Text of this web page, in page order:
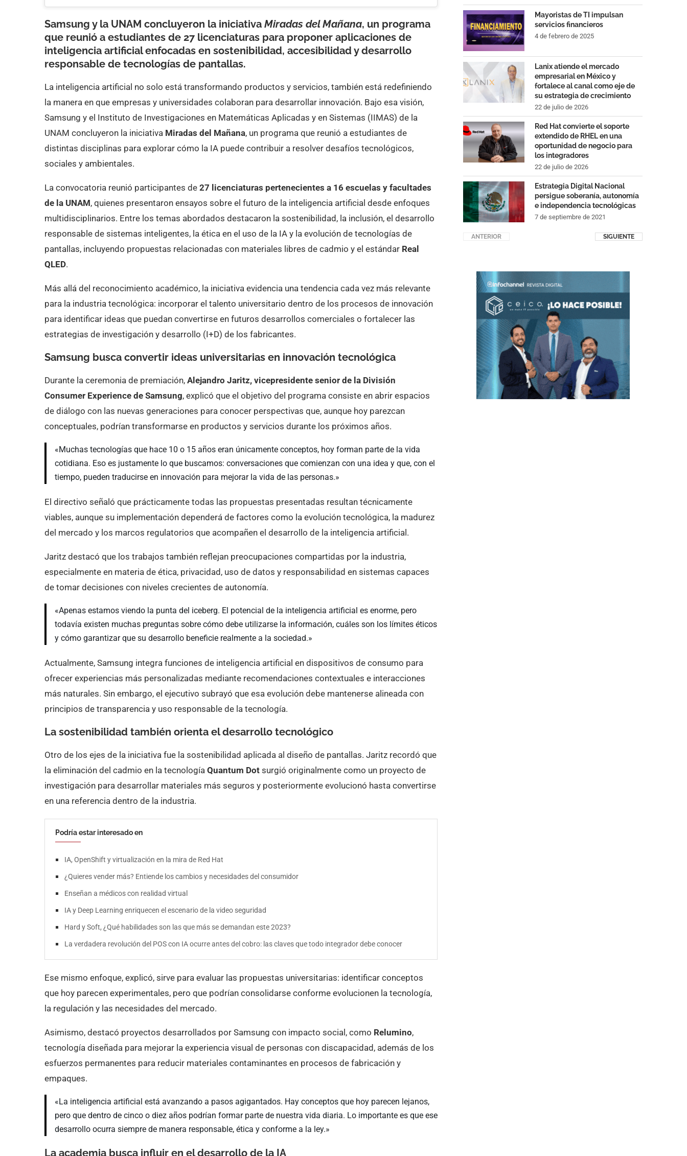
Samsung y la UNAM concluyeron la iniciativa Miradas del Mañana, un programa
que reunió a estudiantes de 27 licenciaturas para proponer aplicaciones de
inteligencia artificial enfocadas en sostenibilidad, accesibilidad y desarrollo
responsable de tecnologías de pantallas.
La inteligencia artificial no solo está transformando productos y servicios, también está redefiniendo
la manera en que empresas y universidades colaboran para desarrollar innovación. Bajo esa visión,
Samsung y el Instituto de Investigaciones en Matemáticas Aplicadas y en Sistemas (IIMAS) de la
UNAM concluyeron la iniciativa Miradas del Mañana, un programa que reunió a estudiantes de
distintas disciplinas para explorar cómo la IA puede contribuir a resolver desafíos tecnológicos,
sociales y ambientales.
La convocatoria reunió participantes de 27 licenciaturas pertenecientes a 16 escuelas y facultades
de la UNAM, quienes presentaron ensayos sobre el futuro de la inteligencia artificial desde enfoques
multidisciplinarios. Entre los temas abordados destacaron la sostenibilidad, la inclusión, el desarrollo
responsable de sistemas inteligentes, la ética en el uso de la IA y la evolución de tecnologías de
pantallas, incluyendo propuestas relacionadas con materiales libres de cadmio y el estándar Real
QLED.
Más allá del reconocimiento académico, la iniciativa evidencia una tendencia cada vez más relevante
para la industria tecnológica: incorporar el talento universitario dentro de los procesos de innovación
para identificar ideas que puedan convertirse en futuros desarrollos comerciales o fortalecer las
estrategias de investigación y desarrollo (I+D) de los fabricantes.
Samsung busca convertir ideas universitarias en innovación tecnológica
Durante la ceremonia de premiación, Alejandro Jaritz, vicepresidente senior de la División
Consumer Experience de Samsung, explicó que el objetivo del programa consiste en abrir espacios
de diálogo con las nuevas generaciones para conocer perspectivas que, aunque hoy parezcan
conceptuales, podrían transformarse en productos y servicios durante los próximos años.
«Muchas tecnologías que hace 10 o 15 años eran únicamente conceptos, hoy forman parte de la vida
cotidiana. Eso es justamente lo que buscamos: conversaciones que comienzan con una idea y que, con el
tiempo, pueden traducirse en innovación para mejorar la vida de las personas.»
El directivo señaló que prácticamente todas las propuestas presentadas resultan técnicamente
viables, aunque su implementación dependerá de factores como la evolución tecnológica, la madurez
del mercado y los marcos regulatorios que acompañen el desarrollo de la inteligencia artificial.
Jaritz destacó que los trabajos también reflejan preocupaciones compartidas por la industria,
especialmente en materia de ética, privacidad, uso de datos y responsabilidad en sistemas capaces
de tomar decisiones con niveles crecientes de autonomía.
«Apenas estamos viendo la punta del iceberg. El potencial de la inteligencia artificial es enorme, pero
todavía existen muchas preguntas sobre cómo debe utilizarse la información, cuáles son los límites éticos
y cómo garantizar que su desarrollo beneficie realmente a la sociedad.»
Actualmente, Samsung integra funciones de inteligencia artificial en dispositivos de consumo para
ofrecer experiencias más personalizadas mediante recomendaciones contextuales e interacciones
más naturales. Sin embargo, el ejecutivo subrayó que esa evolución debe mantenerse alineada con
principios de transparencia y uso responsable de la tecnología.
La sostenibilidad también orienta el desarrollo tecnológico
Otro de los ejes de la iniciativa fue la sostenibilidad aplicada al diseño de pantallas. Jaritz recordó que
la eliminación del cadmio en la tecnología Quantum Dot surgió originalmente como un proyecto de
investigación para desarrollar materiales más seguros y posteriormente evolucionó hasta convertirse
en una referencia dentro de la industria.
Podría estar interesado en
IA, OpenShift y virtualización en la mira de Red Hat
¿Quieres vender más? Entiende los cambios y necesidades del consumidor
Enseñan a médicos con realidad virtual
IA y Deep Learning enriquecen el escenario de la video seguridad
Hard y Soft, ¿Qué habilidades son las que más se demandan este 2023?
La verdadera revolución del POS con IA ocurre antes del cobro: las claves que todo integrador debe conocer
Ese mismo enfoque, explicó, sirve para evaluar las propuestas universitarias: identificar conceptos
que hoy parecen experimentales, pero que podrían consolidarse conforme evolucionen la tecnología,
la regulación y las necesidades del mercado.
Asimismo, destacó proyectos desarrollados por Samsung con impacto social, como Relumino,
tecnología diseñada para mejorar la experiencia visual de personas con discapacidad, además de los
esfuerzos permanentes para reducir materiales contaminantes en procesos de fabricación y
empaques.
«La inteligencia artificial está avanzando a pasos agigantados. Hay conceptos que hoy parecen lejanos,
pero que dentro de cinco o diez años podrían formar parte de nuestra vida diaria. Lo importante es que ese
desarrollo ocurra siempre de manera responsable, ética y conforme a la ley.»
La academia busca influir en el desarrollo de la IA
Mayoristas de TI impulsan
servicios financieros
4 de febrero de 2025
Lanix atiende el mercado
empresarial en México y
fortalece al canal como eje de
su estrategia de crecimiento
22 de julio de 2026
Red Hat convierte el soporte
extendido de RHEL en una
oportunidad de negocio para
los integradores
22 de julio de 2026
Estrategia Digital Nacional
persigue soberanía, autonomía
e independencia tecnológicas
7 de septiembre de 2021
ANTERIOR SIGUIENTE